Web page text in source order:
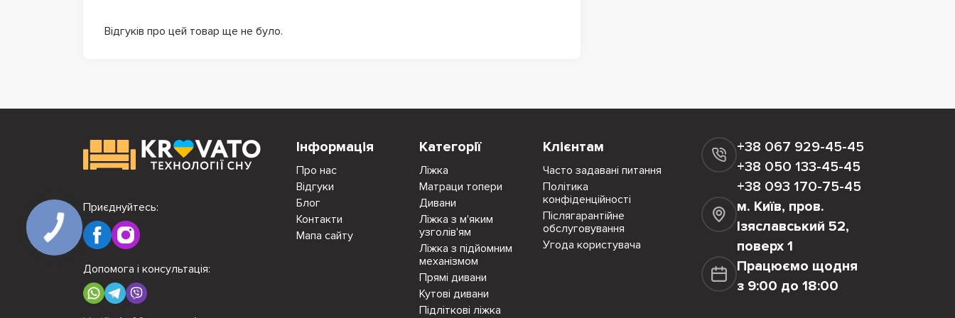
Відгуків про цей товар ще не було.
Інформація
Про нас
Відгуки
Блог
Контакти
Мапа сайту
Категорії
Ліжка
Матраци топери
Дивани
Ліжка з м'яким
узголів'ям
Ліжка з підйомним
механізмом
Прямі дивани
Кутові дивани
Підліткові ліжка
Клієнтам
Часто задавані питання
Політика
конфіденційності
Післягарантійне
обслуговування
Угода користувача
+38 067 929-45-45
+38 050 133-45-45
+38 093 170-75-45
м. Київ, пров.
Ізяславський 52,
поверх 1
Працюємо щодня
з 9:00 до 18:00
Приєднуйтесь:
Допомога і консультація: